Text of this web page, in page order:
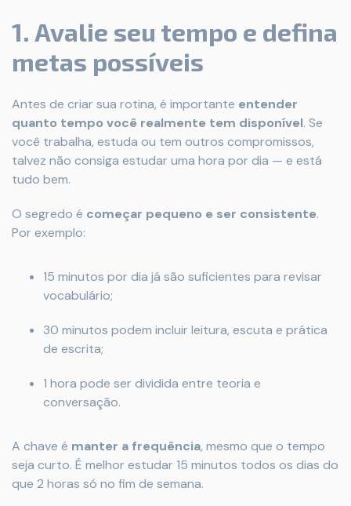
1. Avalie seu tempo e defina
metas possíveis
Antes de criar sua rotina, é importante entender
quanto tempo você realmente tem disponível. Se
você trabalha, estuda ou tem outros compromissos,
talvez não consiga estudar uma hora por dia — e está
tudo bem.
O segredo é começar pequeno e ser consistente.
Por exemplo:
15 minutos por dia já são suficientes para revisar
vocabulário;
30 minutos podem incluir leitura, escuta e prática
de escrita;
1 hora pode ser dividida entre teoria e
conversação.
A chave é manter a frequência, mesmo que o tempo
seja curto. É melhor estudar 15 minutos todos os dias do
que 2 horas só no fim de semana.